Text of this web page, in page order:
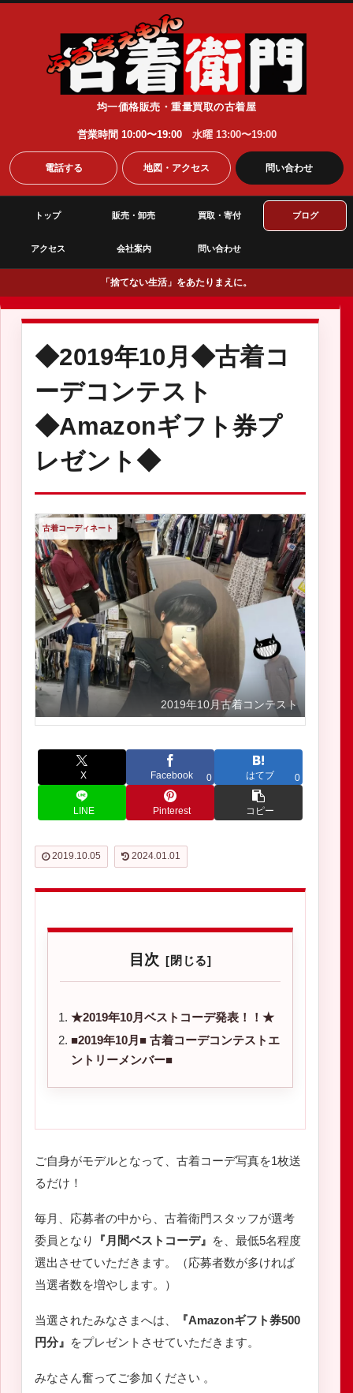
均一価格販売・重量買取の古着屋
営業時間 10:00〜19:00 水曜 13:00〜19:00
電話する 地図・アクセス 問い合わせ
トップ 販売・卸売 買取・寄付 ブログ
アクセス 会社案内 問い合わせ
「捨てない生活」をあたりまえに。
◆2019年10月◆古着コ
ーデコンテスト
◆Amazonギフト券プ
レゼント◆
古着コーディネート
2019年10月古着コンテスト
X Facebook 0 はてブ 0
LINE Pinterest コピー
2019.10.05 2024.01.01
目次
★2019年10月ベストコーデ発表！！★
■2019年10月■ 古着コーデコンテストエ
ントリーメンバー■
ご自身がモデルとなって、古着コーデ写真を1枚送
るだけ！
毎月、応募者の中から、古着衛門スタッフが選考
委員となり
『月間ベストコーデ』 を、最低5名程度
選出させていただきます。（応募者数が多ければ
当選者数を増やします。）
当選されたみなさまへは、
『Amazonギフト券500
円分』 をプレゼントさせていただきます。
みなさん奮ってご参加ください 。